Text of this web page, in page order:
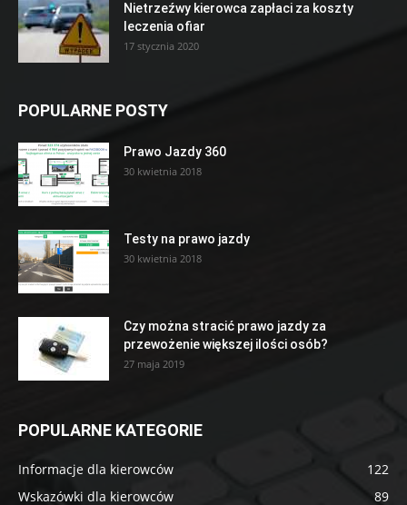
Nietrzeźwy kierowca zapłaci za koszty
leczenia ofiar
17 stycznia 2020
POPULARNE POSTY
Prawo Jazdy 360
30 kwietnia 2018
Testy na prawo jazdy
30 kwietnia 2018
Czy można stracić prawo jazdy za
przewożenie większej ilości osób?
27 maja 2019
POPULARNE KATEGORIE
Informacje dla kierowców
122
Wskazówki dla kierowców
89